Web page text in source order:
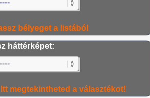
bélyeget a listából
háttérképet:
megtekintheted a választékot!